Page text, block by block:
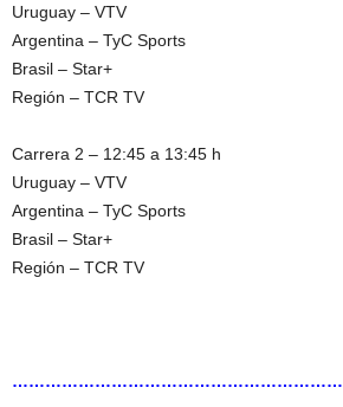
Uruguay – VTV
Argentina – TyC Sports
Brasil – Star+
Región – TCR TV
Carrera 2 – 12:45 a 13:45 h
Uruguay – VTV
Argentina – TyC Sports
Brasil – Star+
Región – TCR TV
……………………………………………………